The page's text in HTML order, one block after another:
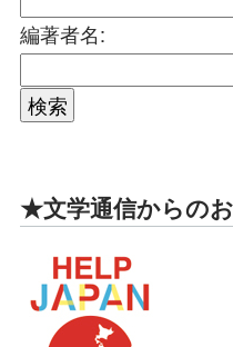
編著者名:
★文学通信からの